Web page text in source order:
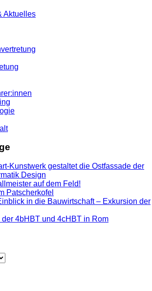
Aktuelles
Kunstwerk gestaltet die Ostfassade der
Design
auf dem Feld!
Patscherkofel
in die Bauwirtschaft – Exkursion der
der 4bHBT und 4cHBT in Rom